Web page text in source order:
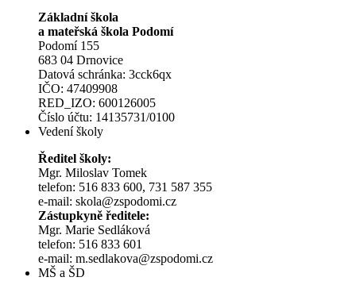
Základní škola
a mateřská škola Podomí
Podomí 155
683 04 Drnovice
Datová schránka: 3cck6qx
IČO: 47409908
RED_IZO: 600126005
Číslo účtu: 14135731/0100
Vedení školy
Ředitel školy:
Mgr. Miloslav Tomek
telefon: 516 833 600, 731 587 355
e-mail: skola@zspodomi.cz
Zástupkyně ředitele:
Mgr. Marie Sedláková
telefon: 516 833 601
e-mail: m.sedlakova@zspodomi.cz
MŠ a ŠD